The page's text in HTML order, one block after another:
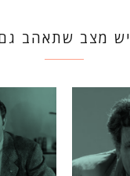
יש מצב שתאהב גם